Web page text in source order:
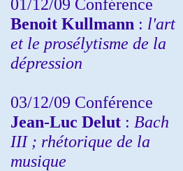
01/12/09 Conférence
Benoit Kullmann : l'art
et le prosélytisme de la
dépression
03/12/09 Conférence
Jean-Luc Delut : Bach
III ; rhétorique de la
musique